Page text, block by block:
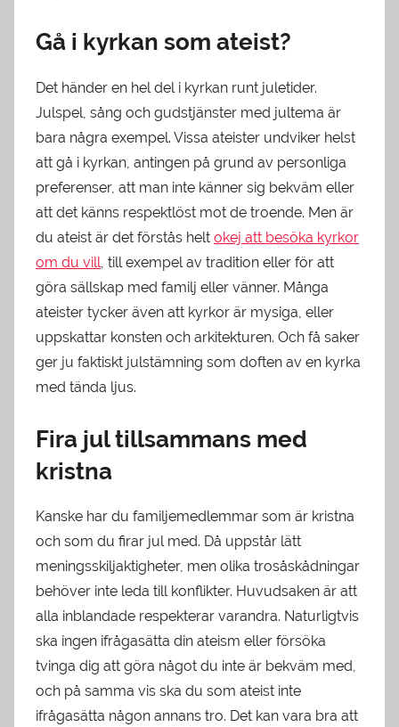
Gå i kyrkan som ateist?
Det händer en hel del i kyrkan runt juletider.
Julspel, sång och gudstjänster med jultema är
bara några exempel. Vissa ateister undviker helst
att gå i kyrkan, antingen på grund av personliga
preferenser, att man inte känner sig bekväm eller
att det känns respektlöst mot de troende. Men är
du ateist är det förstås helt okej att besöka kyrkor
om du vill , till exempel av tradition eller för att
göra sällskap med familj eller vänner. Många
ateister tycker även att kyrkor är mysiga, eller
uppskattar konsten och arkitekturen. Och få saker
ger ju faktiskt julstämning som doften av en kyrka
med tända ljus.
Fira jul tillsammans med
kristna
Kanske har du familjemedlemmar som är kristna
och som du firar jul med. Då uppstår lätt
meningsskiljaktigheter, men olika trosåskådningar
behöver inte leda till konflikter. Huvudsaken är att
alla inblandade respekterar varandra. Naturligtvis
ska ingen ifrågasätta din ateism eller försöka
tvinga dig att göra något du inte är bekväm med,
och på samma vis ska du som ateist inte
ifrågasätta någon annans tro. Det kan vara bra att